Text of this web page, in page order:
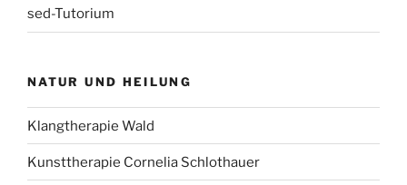
sed-Tutorium
NATUR UND HEILUNG
Klangtherapie Wald
Kunsttherapie Cornelia Schlothauer